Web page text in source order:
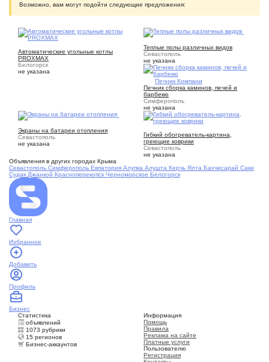
Возможно, вам могут подойти следующие предложения:
Автоматические угольные котлы
PROXMAX
Белогорск
не указана
Теплые полы различных видов
Севастополь
не указана
Печник Компани
Печник сборка каминов, печей и
барбекю
Симферополь
не указана
Экраны на батареи отопления
Севастополь
не указана
Гибкий обогреватель-картина,
греющие коврики
Севастополь
не указана
Объявления в других городах Крыма
Севастополь Симферополь Евпатория Алупка Алушта Керчь Ялта Бахчисарай Саки
Судак Джанкой Красноперекопск Черноморское Белогорск
Главная
Избранное
Добавить
Профиль
Бизнес
Статистика
объявлений
1073 рубрики
15 регионов
Бизнес-аккаунтов
Информация
Помощь
Правила
Реклама на сайте
Платные услуги
Пользователю
Регистрация